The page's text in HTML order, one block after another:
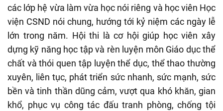
các lớp hệ vừa làm vừa học nói riêng và học viên Học
viện CSND nói chung, hướng tới kỷ niệm các ngày lễ
lớn trong năm. Hội thi là cơ hộigiúp học viên xây
dựng kỹ năng học tập và rèn luyện môn Giáo dục thể
chất và thói quen tập luyệnthể dục, thể thao thường
xuyên, liên tục, phát triển sức nhanh, sức mạnh, sức
bền và tinh thần dũng cảm, vượt qua khó khăn, gian
khổ, phục vụ công tác đấu tranh phòng, chống tội